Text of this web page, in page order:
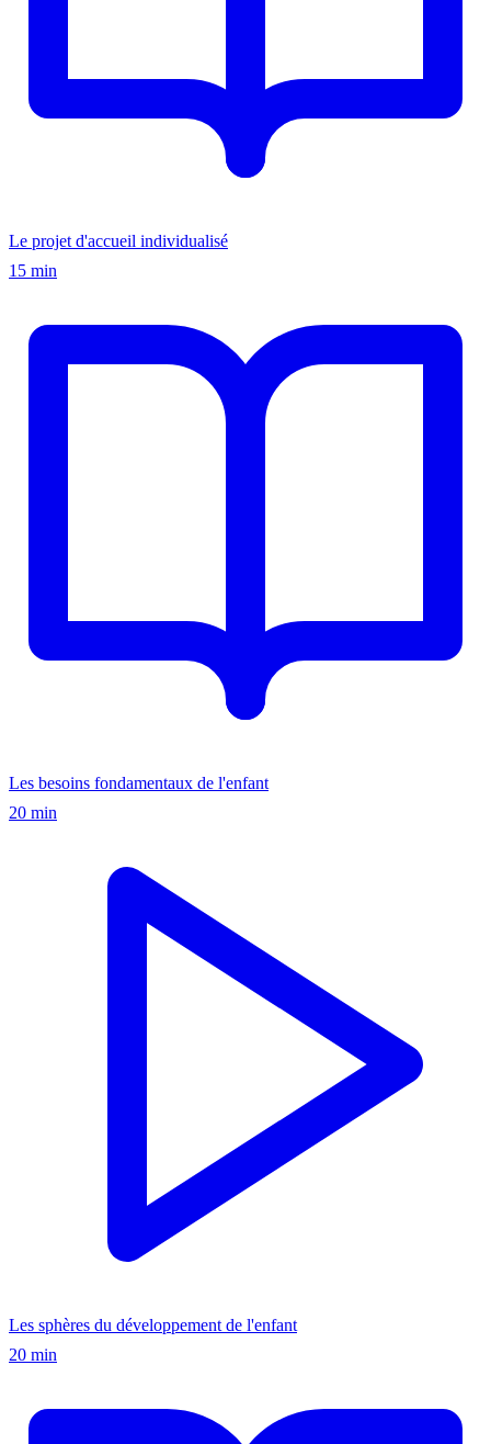
Le projet d'accueil individualisé
15 min
Les besoins fondamentaux de l'enfant
20 min
Les sphères du développement de l'enfant
20 min